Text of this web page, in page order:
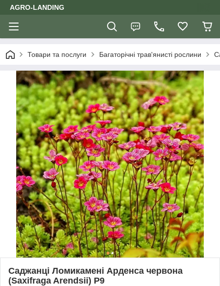
AGRO-LANDING
Товари та послуги Багаторічні трав'янисті рослини
Саджанці Ломикамені Арденса червона
(Saxifraga Arendsii) Р9